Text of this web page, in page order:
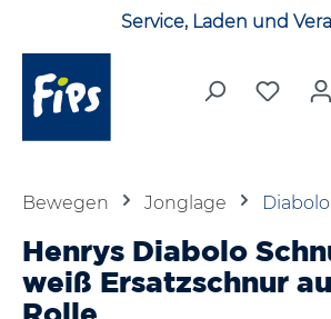
Zum Hauptinhalt springen
Service, Laden und
Du
Bewegen Jonglage Diabolo
Henrys Diabolo
weiß Ersatzschnur